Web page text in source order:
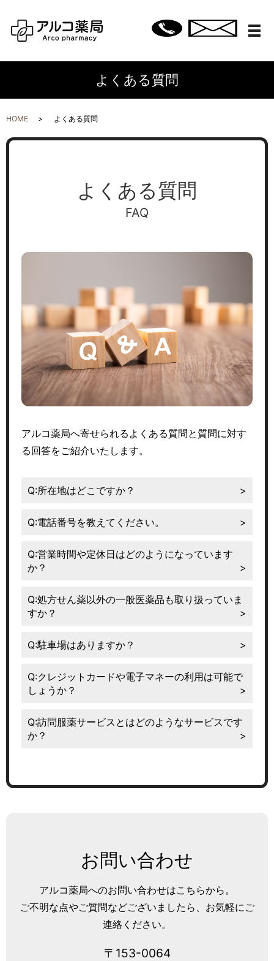
メ
よくある質問
HOME よくある質問
よくある質問
FAQ
アルコ薬局へ寄せられるよくある質問と質問に対す
る回答をご紹介いたします。
Q:所在地はどこですか？
Q:電話番号を教えてください。
Q:営業時間や定休日はどのようになっています
か？
Q:処方せん薬以外の一般医薬品も取り扱っていま
すか？
Q:駐車場はありますか？
Q:クレジットカードや電子マネーの利用は可能で
しょうか？
Q:訪問服薬サービスとはどのようなサービスです
か？
お問い合わせ
アルコ薬局へのお問い合わせはこちらから。
ご不明な点やご質問などございましたら、お気軽にご
連絡ください。
〒153-0064